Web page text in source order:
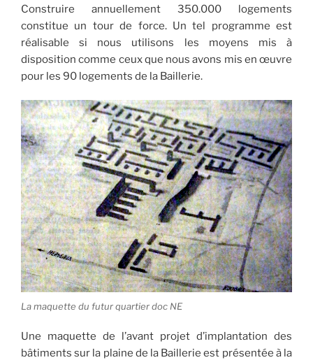
Construire annuellement 350.000 logements
constitue un tour de force. Un tel programme est
réalisable si nous utilisons les moyens mis à
disposition comme ceux que nous avons mis en œuvre
pour les 90 logements de la Baillerie.
La maquette du futur quartier doc NE
Une maquette de l’avant projet d’implantation des
bâtiments sur la plaine de la Baillerie est présentée à la